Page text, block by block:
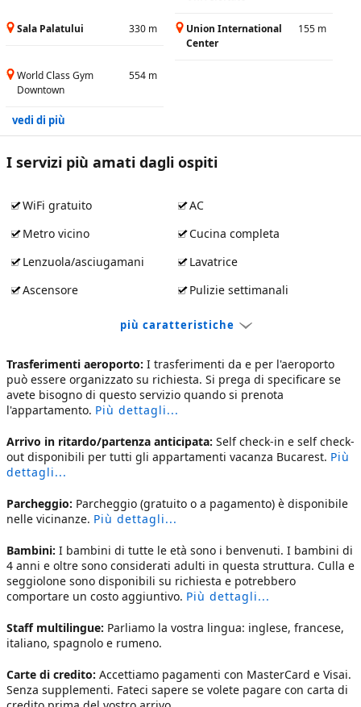
Sala Palatului 330 m
Union International
Center
155 m
World Class Gym
Downtown
554 m
vedi di più
I servizi più amati dagli ospiti
WiFi gratuito
AC
Metro vicino
Cucina completa
Lenzuola/asciugamani
Lavatrice
Ascensore
Pulizie settimanali
più caratteristiche
Trasferimenti aeroporto: I trasferimenti da e per l'aeroporto
può essere organizzato su richiesta. Si prega di specificare se
avete bisogno di questo servizio quando si prenota
l'appartamento. Più dettagli...
Arrivo in ritardo/partenza anticipata: Self check-in e self check-
out disponibili per tutti gli appartamenti vacanza Bucarest. Più
dettagli...
Parcheggio: Parcheggio (gratuito o a pagamento) è disponibile
nelle vicinanze. Più dettagli...
Bambini: I bambini di tutte le età sono i benvenuti. I bambini di
4 anni e oltre sono considerati adulti in questa struttura. Culla e
seggiolone sono disponibili su richiesta e potrebbero
comportare un costo aggiuntivo. Più dettagli...
Staff multilingue: Parliamo la vostra lingua: inglese, francese,
italiano, spagnolo e rumeno.
Carte di credito: Accettiamo pagamenti con MasterCard e Visai.
Senza supplementi. Fateci sapere se volete pagare con carta di